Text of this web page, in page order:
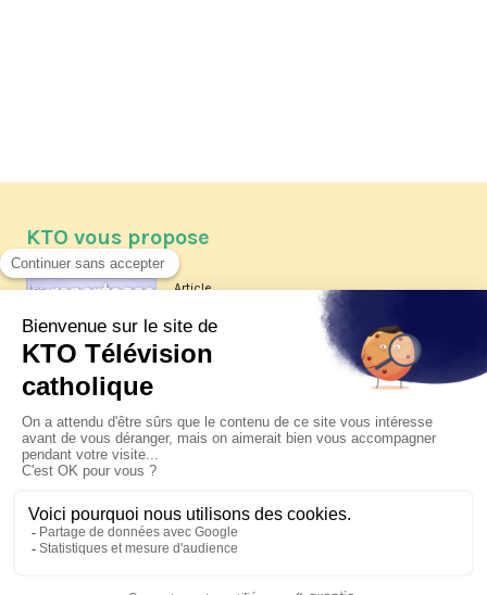
KTO vous propose
Article
Les reportages d'été 2026 de KTO
La visite pastorale du pape Léon
XIV à Assise à suivre sur KTO le
jeudi 6 août
Le pape en Uruguay, Argentine et
Pérou du 6 au 17 novembre 2026